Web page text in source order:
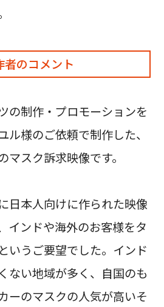
者のコメント
の制作・プロモーションを
ル様のご依頼で制作した、
マスク訴求映像です。
日本人向けに作られた映像
インドや海外のお客様をタ
いうご要望でした。インド
ない地域が多く、自国のも
ーのマスクの人気が高いそ